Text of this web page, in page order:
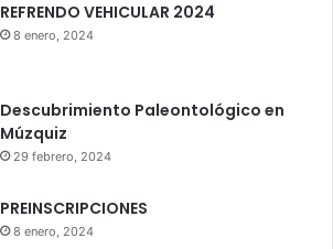
REFRENDO VEHICULAR 2024
8 enero, 2024
Descubrimiento Paleontológico en
Múzquiz
29 febrero, 2024
PREINSCRIPCIONES
8 enero, 2024